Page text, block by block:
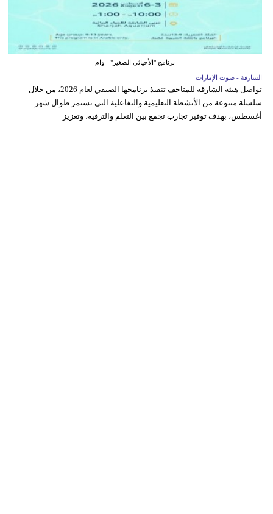
برنامج "الأحيائي الصغير" - وام
الشارقة - صوت الإمارات
تواصل هيئة الشارقة للمتاحف تنفيذ برنامجها الصيفي لعام 2026، من خلال
سلسلة متنوعة من الأنشطة التعليمية والتفاعلية التي تستمر طوال شهر
أغسطس، بهدف توفير تجارب تجمع بين التعلم والترفيه، وتعزيز